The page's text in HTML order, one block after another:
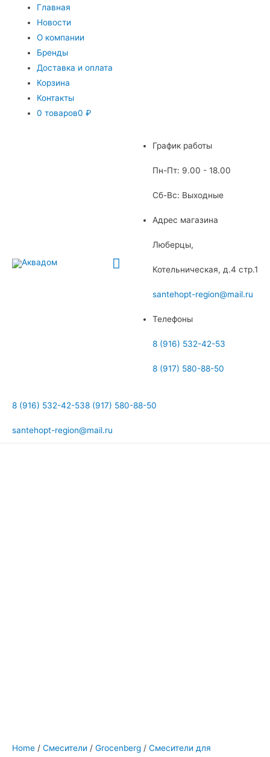
Главная
Новости
О компании
Бренды
Доставка и оплата
Корзина
Контакты
0 товаров0 ₽
Главное
График работы
Пн-Пт: 9.00 - 18.00
Сб-Вс: Выходные
Адрес магазина
Люберцы,
Котельническая, д.4 стр.1
santehopt-region@mail.ru
Телефоны
8 (916) 532-42-53
8 (917) 580-88-50
8 (916) 532-42-538 (917) 580-88-50
santehopt-region@mail.ru
Home / Смесители / Grocenberg / Смесители для